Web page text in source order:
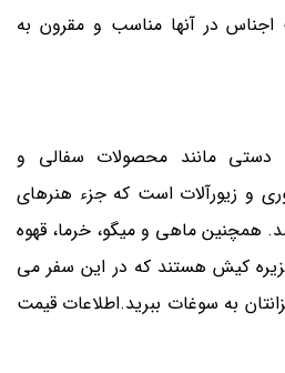
اجناس در آنها مناسب و مقرون به
دستی مانند محصولات سفالی و
و زیورآلات است که جزء هنرهای
همچنین ماهی و میگو، خرما، قهوه
کیش هستند که در این سفر می
به سوغات ببرید.اطلاعات قیمت